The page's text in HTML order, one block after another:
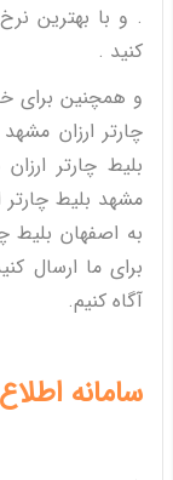
. و با بهترین
کنید .
و همچنین برای
چارتر ارزان
بلیط چارتر
مشهد بلیط چارتر
به اصفهان بلیط
برای ما ارسال
آگاه کنیم.
سامانه